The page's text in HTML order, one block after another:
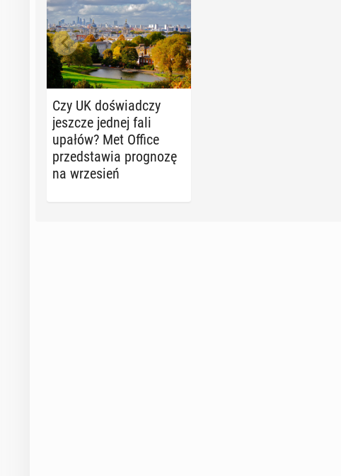
Czy UK do­świad­czy
jeszcze jednej fali
upałów? Met Office
przed­sta­wia pro­gno­zę
na wrze­sień